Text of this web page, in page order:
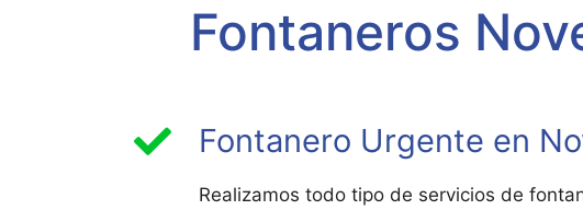
Fontaneros
Fontanero Urgente en
Realizamos todo tipo de servicios de